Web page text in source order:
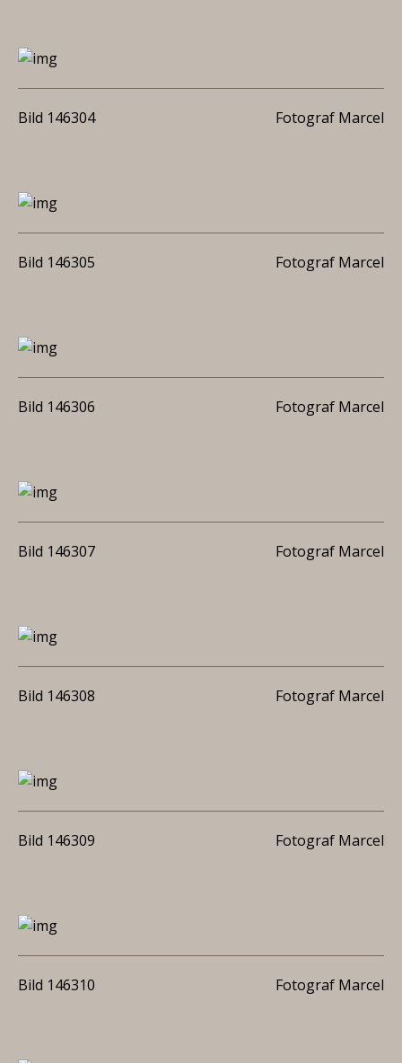
Bild 146304 Fotograf Marcel
Bild 146305 Fotograf Marcel
Bild 146306 Fotograf Marcel
Bild 146307 Fotograf Marcel
Bild 146308 Fotograf Marcel
Bild 146309 Fotograf Marcel
Bild 146310 Fotograf Marcel